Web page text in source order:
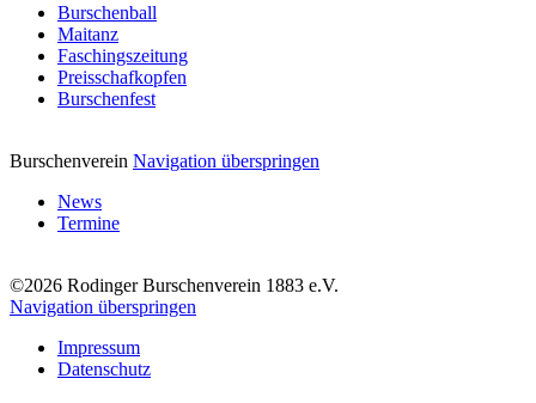
Burschenball
Maitanz
Faschingszeitung
Preisschafkopfen
Burschenfest
Burschenverein Navigation überspringen
News
Termine
©2026 Rodinger Burschenverein 1883 e.V.
Navigation überspringen
Impressum
Datenschutz